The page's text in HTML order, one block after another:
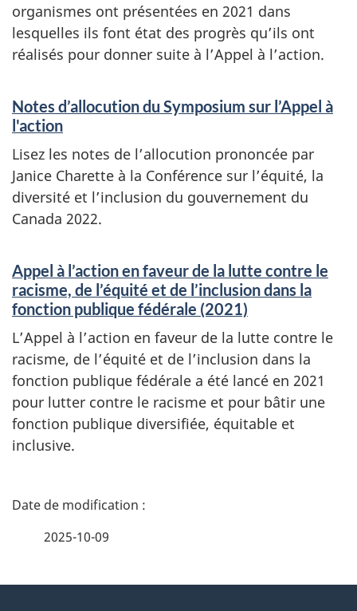
organismes ont présentées en 2021 dans
lesquelles ils font état des progrès qu’ils ont
réalisés pour donner suite à l’Appel à l’action.
Notes d’allocution du Symposium sur l’Appel à
l'action
Lisez les notes de l’allocution prononcée par
Janice Charette à la Conférence sur l’équité, la
diversité et l’inclusion du gouvernement du
Canada 2022.
Appel à l’action en faveur de la lutte contre le
racisme, de l’équité et de l’inclusion dans la
fonction publique fédérale (2021)
L’Appel à l’action en faveur de la lutte contre le
racisme, de l’équité et de l’inclusion dans la
fonction publique fédérale a été lancé en 2021
pour lutter contre le racisme et pour bâtir une
fonction publique diversifiée, équitable et
inclusive.
D
2025-10-09